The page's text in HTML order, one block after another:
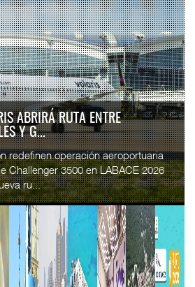
NUEVE AÑOS NAVEGANDO EL
comercio marítimo mundial también
agente naviero en México. Lo que
actividad ...